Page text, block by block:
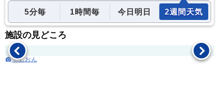
5分毎 1時間毎 今日明日 2週間天気
施設の見どころ
： しおん